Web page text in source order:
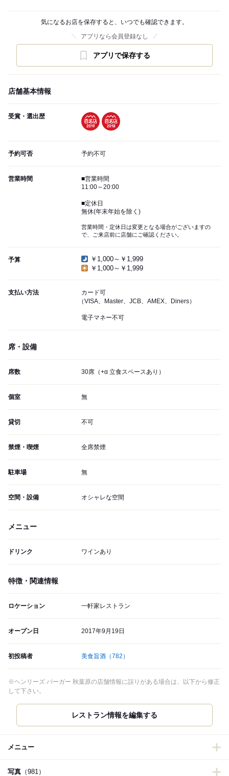
気になるお店を保存すると、いつでも確認できます。
アプリなら会員登録なし
アプリで保存する
店舗基本情報
受賞・選出歴
予約可否 予約不可
営業時間
■営業時間
11:00～20:00
■定休日
無休(年末年始を除く)
営業時間・定休日は変更となる場合がございますの
で、ご来店前に店舗にご確認ください。
予算
￥1,000～￥1,999
￥1,000～￥1,999
支払い方法
カード可
（VISA、Master、JCB、AMEX、Diners）
電子マネー不可
席・設備
席数 30席（+α 立食スペースあり）
個室 無
貸切 不可
禁煙・喫煙 全席禁煙
駐車場 無
空間・設備 オシャレな空間
メニュー
ドリンク ワインあり
特徴・関連情報
ロケーション 一軒家レストラン
オープン日 2017年9月19日
初投稿者 美食旨酒 （782）
※ヘンリーズ バーガー 秋葉原の店舗情報に誤りがある場合は、以下から修正
して下さい。
レストラン情報を編集する
メニュー
写真 （981）